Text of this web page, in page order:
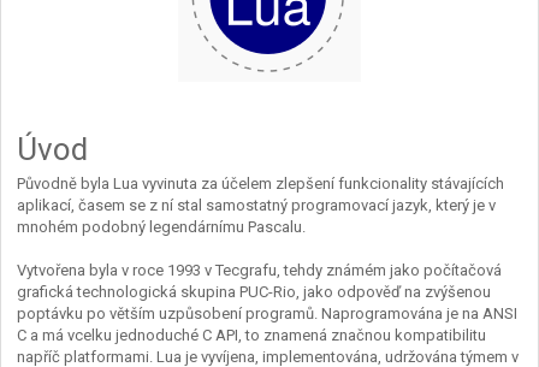
Úvod
Původně byla Lua vyvinuta za účelem zlepšení funkcionality stávajících
aplikací, časem se z ní stal samostatný programovací jazyk, který je v
mnohém podobný legendárnímu Pascalu.
Vytvořena byla v roce 1993 v Tecgrafu, tehdy známém jako počítačová
grafická technologická skupina PUC-Rio, jako odpověď na zvýšenou
poptávku po větším uzpůsobení programů. Naprogramována je na ANSI
C a má vcelku jednoduché C API, to znamená značnou kompatibilitu
napříč platformami. Lua je vyvíjena, implementována, udržována týmem v